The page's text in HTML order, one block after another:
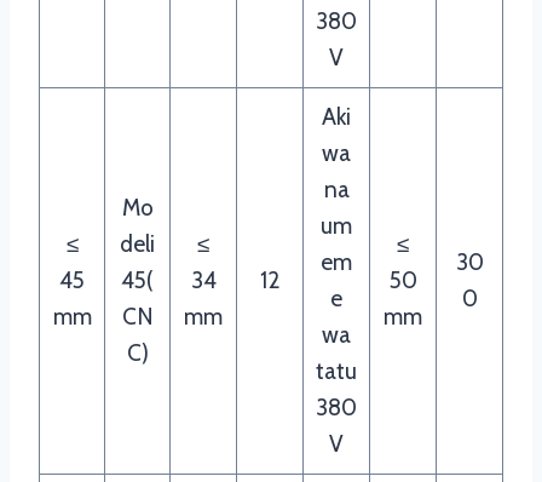
380
V
≤
45
mm
Mo
deli
45(
CN
C)
≤
34
mm
12
Aki
wa
na
um
em
e
wa
tatu
380
V
≤
50
mm
30
0